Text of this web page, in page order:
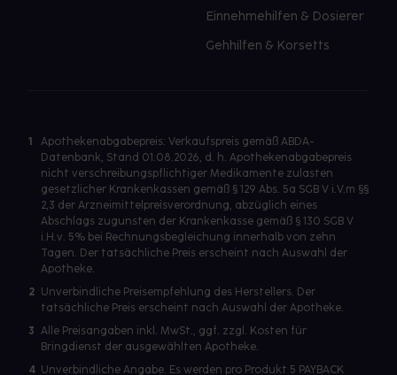
Einnehmehilfen & Dosierer
Gehhilfen & Korsetts
1
Apothekenabgabepreis: Verkaufspreis gemäß ABDA-
Datenbank, Stand 01.08.2026, d. h. Apothekenabgabepreis
nicht verschreibungspflichtiger Medikamente zulasten
gesetzlicher Krankenkassen gemäß § 129 Abs. 5a SGB V i.V.m §§
2,3 der Arzneimittelpreisverordnung, abzüglich eines
Abschlags zugunsten der Krankenkasse gemäß § 130 SGB V
i.H.v. 5% bei Rechnungsbegleichung innerhalb von zehn
Tagen. Der tatsächliche Preis erscheint nach Auswahl der
Apotheke.
2 Unverbindliche Preisempfehlung des Herstellers. Der
tatsächliche Preis erscheint nach Auswahl der Apotheke.
3 Alle Preisangaben inkl. MwSt., ggf. zzgl. Kosten für
Bringdienst der ausgewählten Apotheke.
4 Unverbindliche Angabe. Es werden pro Produkt 5 PAYBACK